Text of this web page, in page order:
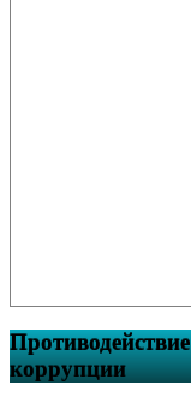
Противодействие
коррупции